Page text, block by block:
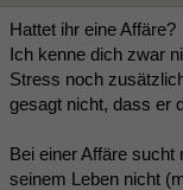
Hattet ihr eine Affäre?
Ich kenne dich zwar
Stress noch
gesagt nicht, dass er
Bei einer Affäre
seinem Leben nicht